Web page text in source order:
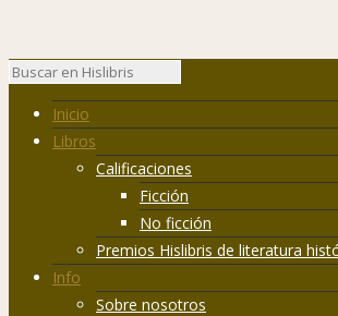
Inicio
Libros
Calificaciones
Ficción
No ficción
Premios Hislibris de literatura
Info
Sobre nosotros